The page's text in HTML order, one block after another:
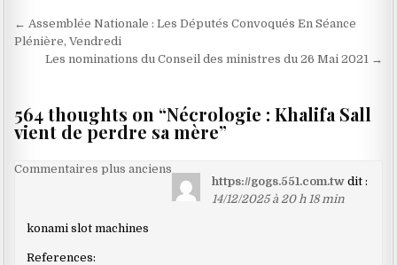
Navigation
de
← Assemblée Nationale : Les Députés Convoqués En Séance
Plénière, Vendredi
Les nominations du Conseil des ministres du 26 Mai 2021 →
564 thoughts on “Nécrologie : Khalifa Sall
vient de perdre sa mère”
Navigation
les
commentaires
Commentaires plus anciens
https://gogs.551.com.tw dit :
14/12/2025 à 20 h 18 min
konami slot machines
References: